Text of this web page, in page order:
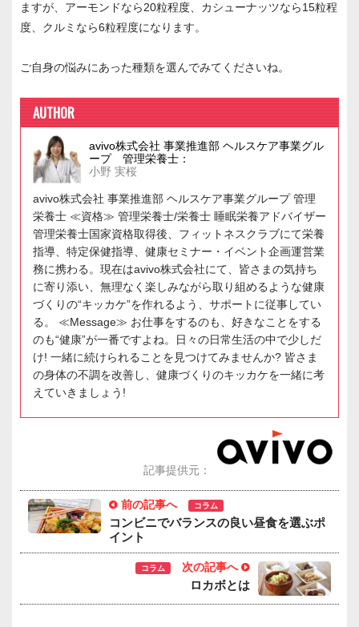
ますが、アーモンドなら20粒程度、カシューナッツなら15粒程
度、クルミなら6粒程度になります。
ご自身の悩みにあった種類を選んでみてくださいね。
AUTHOR
avivo株式会社 事業推進部 ヘルスケア事業グル
ープ 管理栄養士：
小野 実桜
avivo株式会社 事業推進部 ヘルスケア事業グループ 管理
栄養士 ≪資格≫ 管理栄養士/栄養士 睡眠栄養アドバイザー
管理栄養士国家資格取得後、フィットネスクラブにて栄養
指導、特定保健指導、健康セミナー・イベント企画運営業
務に携わる。現在はavivo株式会社にて、皆さまの気持ち
に寄り添い、無理なく楽しみながら取り組めるような健康
づくりの“キッカケ”を作れるよう、サポートに従事してい
る。 ≪Message≫ お仕事をするのも、好きなことをする
のも“健康”が一番ですよね。日々の日常生活の中で少しだ
け! 一緒に続けられることを見つけてみませんか? 皆さま
の身体の不調を改善し、健康づくりのキッカケを一緒に考
えていきましょう!
記事提供元：
前の記事へ コラム
コンビニでバランスの良い昼食を選ぶポ
イント
コラム 次の記事へ
ロカボとは